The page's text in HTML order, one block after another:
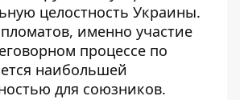
целостность Украины.
именно участие
процессе по
наибольшей
для союзников.